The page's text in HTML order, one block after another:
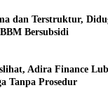
dan Terstruktur,
Bersubsidi
Adira Finance
Tanpa Prosedur